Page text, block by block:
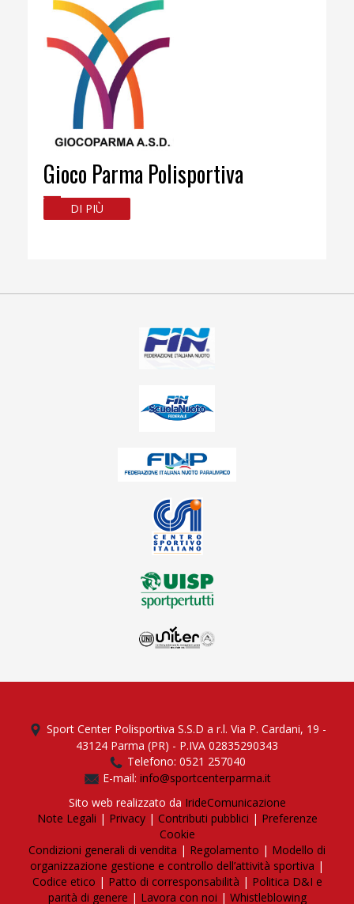
Gioco Parma Polisportiva
DI PIÙ
Sport Center Polisportiva S.S.D a r.l. Via P. Cardani, 19 -
43124 Parma (PR) - P.IVA 02835290343
Telefono: 0521 257040
E-mail: info@sportcenterparma.it
Sito web realizzato da IrideComunicazione
Note Legali | Privacy| Contributi pubblici | Preferenze
Cookie
Condizioni generali di vendita | Regolamento | Modello di
organizzazione gestione e controllo dell’attività sportiva |
Codice etico | Patto di corresponsabilità | Politica D&I e
parità di genere | Lavora con noi | Whistleblowing